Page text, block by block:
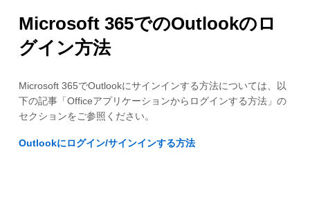
Microsoft 365でのOutlookのロ
グイン方法
Microsoft 365でOutlookにサインインする方法については、以
下の記事「Officeアプリケーションからログインする方法」の
セクションをご参照ください。
Outlookにログイン/サインインする方法